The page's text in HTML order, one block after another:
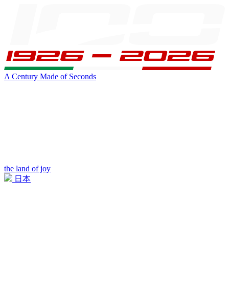
A Century Made of Seconds
the land of joy
日本